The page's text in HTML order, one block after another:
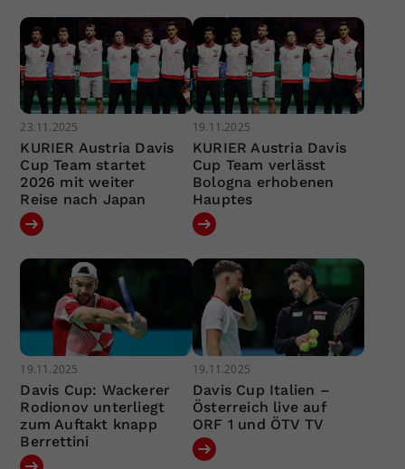
23.11.2025
KURIER Austria Davis
Cup Team startet
2026 mit weiter
Reise nach Japan
19.11.2025
KURIER Austria Davis
Cup Team verlässt
Bologna erhobenen
Hauptes
19.11.2025
Davis Cup: Wackerer
Rodionov unterliegt
zum Auftakt knapp
Berrettini
19.11.2025
Davis Cup Italien –
Österreich live auf
ORF 1 und ÖTV TV